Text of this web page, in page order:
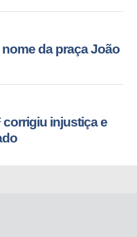
da praça João
corrigiu injustiça e